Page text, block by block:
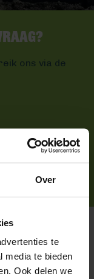
Over
te
media te bieden
Ook delen we
ons via de